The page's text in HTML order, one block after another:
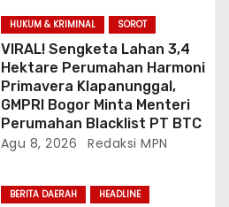
HUKUM & KRIMINAL SOROT
VIRAL! Sengketa Lahan 3,4
Hektare Perumahan Harmoni
Primavera Klapanunggal,
GMPRI Bogor Minta Menteri
Perumahan Blacklist PT BTC
Agu 8, 2026 Redaksi MPN
BERITA DAERAH HEADLINE